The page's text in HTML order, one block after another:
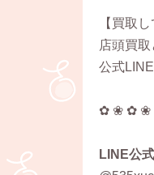
【買取
店頭買
公式
✿ ❀ ✿ ❀
LINE公